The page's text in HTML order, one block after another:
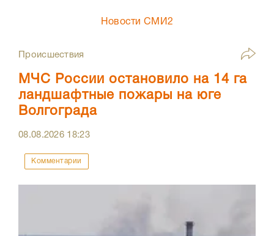
Новости СМИ2
Происшествия
МЧС России остановило на 14 га
ландшафтные пожары на юге
Волгограда
08.08.2026 18:23
Комментарии